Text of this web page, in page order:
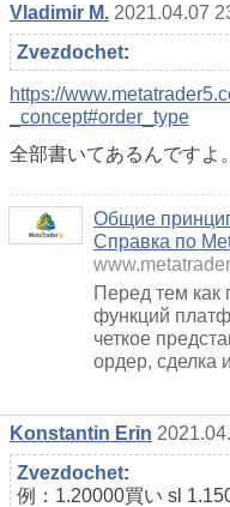
Vladimir M. 2021.04.07
Zvezdochet:
https://
_concept#order_type
全部書いてあるんですよ。
Общие
Справка по
Перед тем как
функций
четкое
ордер, сделка
Konstantin Erin
Zvezdochet:
例：1.20000買い sl